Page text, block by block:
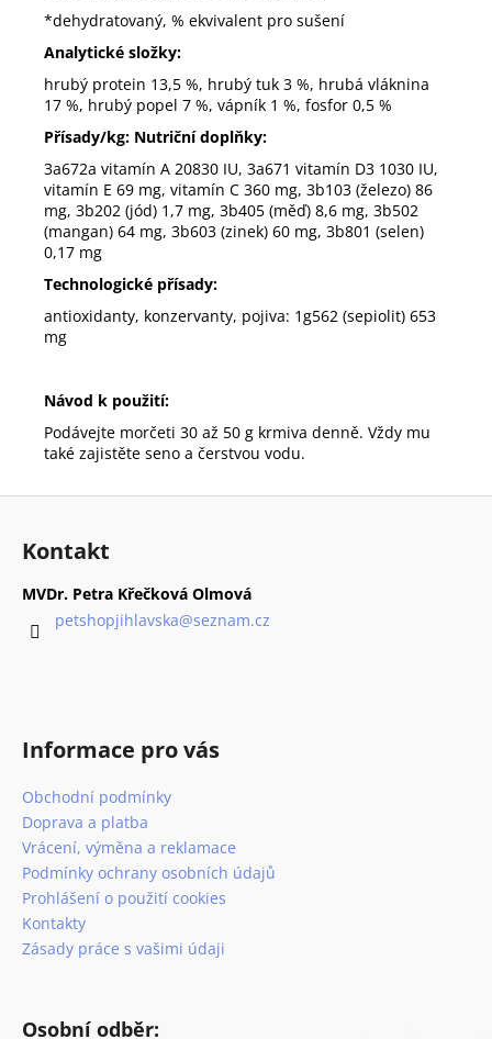
*dehydratovaný, % ekvivalent pro sušení
Analytické složky:
hrubý protein 13,5 %, hrubý tuk 3 %, hrubá vláknina
17 %, hrubý popel 7 %, vápník 1 %, fosfor 0,5 %
Přísady/kg: Nutriční doplňky:
3a672a vitamín A 20830 IU, 3a671 vitamín D3 1030 IU,
vitamín E 69 mg, vitamín C 360 mg, 3b103 (železo) 86
mg, 3b202 (jód) 1,7 mg, 3b405 (měď) 8,6 mg, 3b502
(mangan) 64 mg, 3b603 (zinek) 60 mg, 3b801 (selen)
0,17 mg
Technologické přísady:
antioxidanty, konzervanty, pojiva: 1g562 (sepiolit) 653
mg
Návod k použití:
Podávejte morčeti 30 až 50 g krmiva denně. Vždy mu
také zajistěte seno a čerstvou vodu.
Z
Kontakt
MVDr. Petra Křečková Olmová
petshopjihlavska@seznam.cz
Informace pro vás
Obchodní podmínky
Doprava a platba
Vrácení, výměna a reklamace
Podmínky ochrany osobních údajů
Prohlášení o použití cookies
Kontakty
Zásady práce s vašimi údaji
Osobní odběr: